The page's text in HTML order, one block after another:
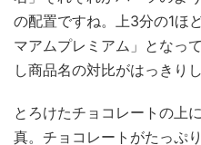
の配置ですね。上3分の1ほ
マアムプレミアム」となっ
し商品名の対比がはっきり
とろけたチョコレートの上
真。チョコレートがたっぷ